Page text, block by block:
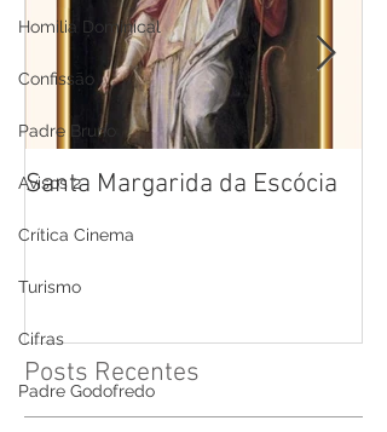
Homilia Dominical
Confissão
Padre Bruno
Avisos 2
Crítica Cinema
Turismo
Cifras
Padre Godofredo
Santa Margarida da Escócia
Posts Recentes